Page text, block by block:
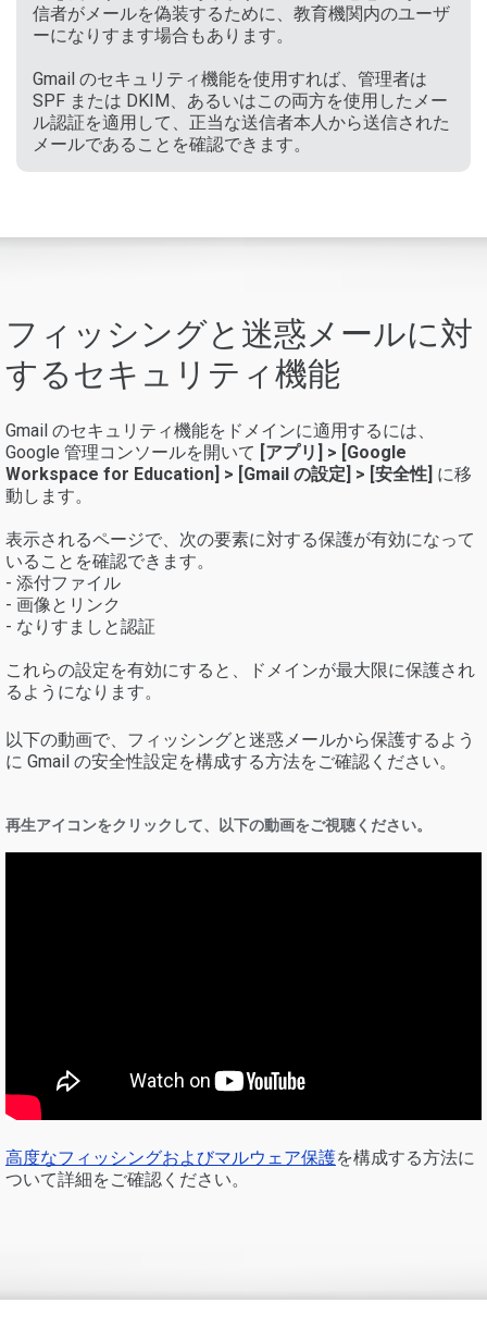
信者がメールを偽装するために、教育機関内のユーザ
ーになりすます場合もあります。
Gmail のセキュリティ機能を使用すれば、管理者は
SPF または DKIM、あるいはこの両方を使用したメー
ル認証を適用して、正当な送信者本人から送信された
メールであることを確認できます。
フィッシングと迷惑メールに対
するセキュリティ機能
Gmail のセキュリティ機能をドメインに適用するには、
Google 管理コンソールを開いて
[アプリ] > [Google
Workspace for Education] > [Gmail の設定] > [安全性] に移
動します。
表示されるページで、次の要素に対する保護が有効になって
いることを確認できます。
- 添付ファイル
- 画像とリンク
- なりすましと認証
これらの設定を有効にすると、ドメインが最大限に保護され
るようになります。
以下の動画で、フィッシングと迷惑メールから保護するよう
に Gmail の安全性設定を構成する方法をご確認ください。
再生アイコンをクリックして、以下の動画をご視聴ください。
高度なフィッシングおよびマルウェア保護を構成する方法に
ついて詳細をご確認ください。